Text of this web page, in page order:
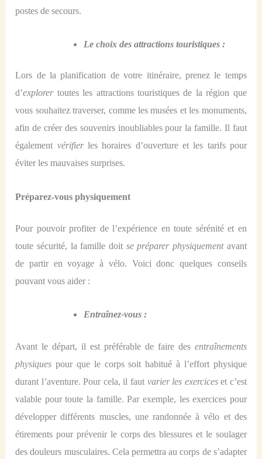
postes de secours.
Le choix des attractions touristiques :
Lors de la planification de votre itinéraire, prenez le temps
d’explorertoutes les attractions touristiques de la région que
vous souhaitez traverser, commeles musées et les monuments,
afin de créer des souvenirs inoubliables pour la famille. Il faut
également vérifierles horaires d’ouverture et les tarifs pour
éviter les mauvaises surprises.
Préparez-vous physiquement
Pour pouvoir profiter de l’expérience en toute sérénité et en
toute sécurité, la famille doit se préparer physiquement avant
de partir en voyage à vélo. Voici donc quelques conseils
pouvant vous aider :
Entraînez-vous:
Avant le départ, il est préférable de faire des entraînements
physiquespour que le corps soit habitué à l’effort physique
durant l’aventure. Pour cela, il faut varier les exerciceset c’est
valable pour toute la famille. Par exemple, les exercices pour
développer différents muscles, une randonnée à vélo et des
étirements pour prévenir le corps des blessures et le soulager
des douleurs musculaires. Cela permettra au corps de s’adapter